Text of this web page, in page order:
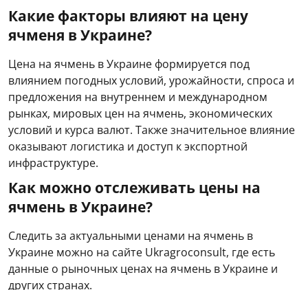
Какие факторы влияют на цену
ячменя в Украине?
Цена на ячмень в Украине формируется под
влиянием погодных условий, урожайности, спроса и
предложения на внутреннем и международном
рынках, мировых цен на ячмень, экономических
условий и курса валют. Также значительное влияние
оказывают логистика и доступ к экспортной
инфраструктуре.
Как можно отслеживать цены на
ячмень в Украине?
Следить за актуальными ценами на ячмень в
Украине можно на сайте Ukragroconsult, где есть
данные о рыночных ценах на ячмень в Украине и
других странах.